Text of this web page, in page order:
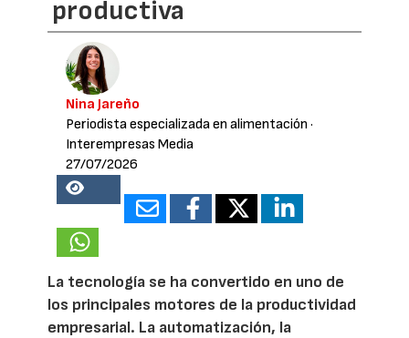
productiva
Nina Jareño
Periodista especializada en alimentación ·
Interempresas Media
27/07/2026
18015
La tecnología se ha convertido en uno de
los principales motores de la productividad
empresarial. La automatización, la